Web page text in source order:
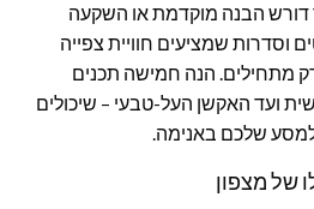
הבנה מוקדמת או השקעה
וסדרות שמציעים חוויית צפייה
מתחילים. הנה חמישה תכנים
ועד האקשן העל-טבעי – שיכולים
שלכם באנימה.